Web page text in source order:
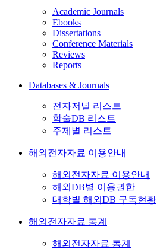
Academic Journals
Ebooks
Dissertations
Conference Materials
Reviews
Reports
Databases & Journals
전자저널 리스트
학술DB 리스트
주제별 리스트
해외전자자료 이용안내
해외전자자료 이용안내
해외DB별 이용권한
대학별 해외DB 구독현황
해외전자자료 통계
해외전자자료 통계